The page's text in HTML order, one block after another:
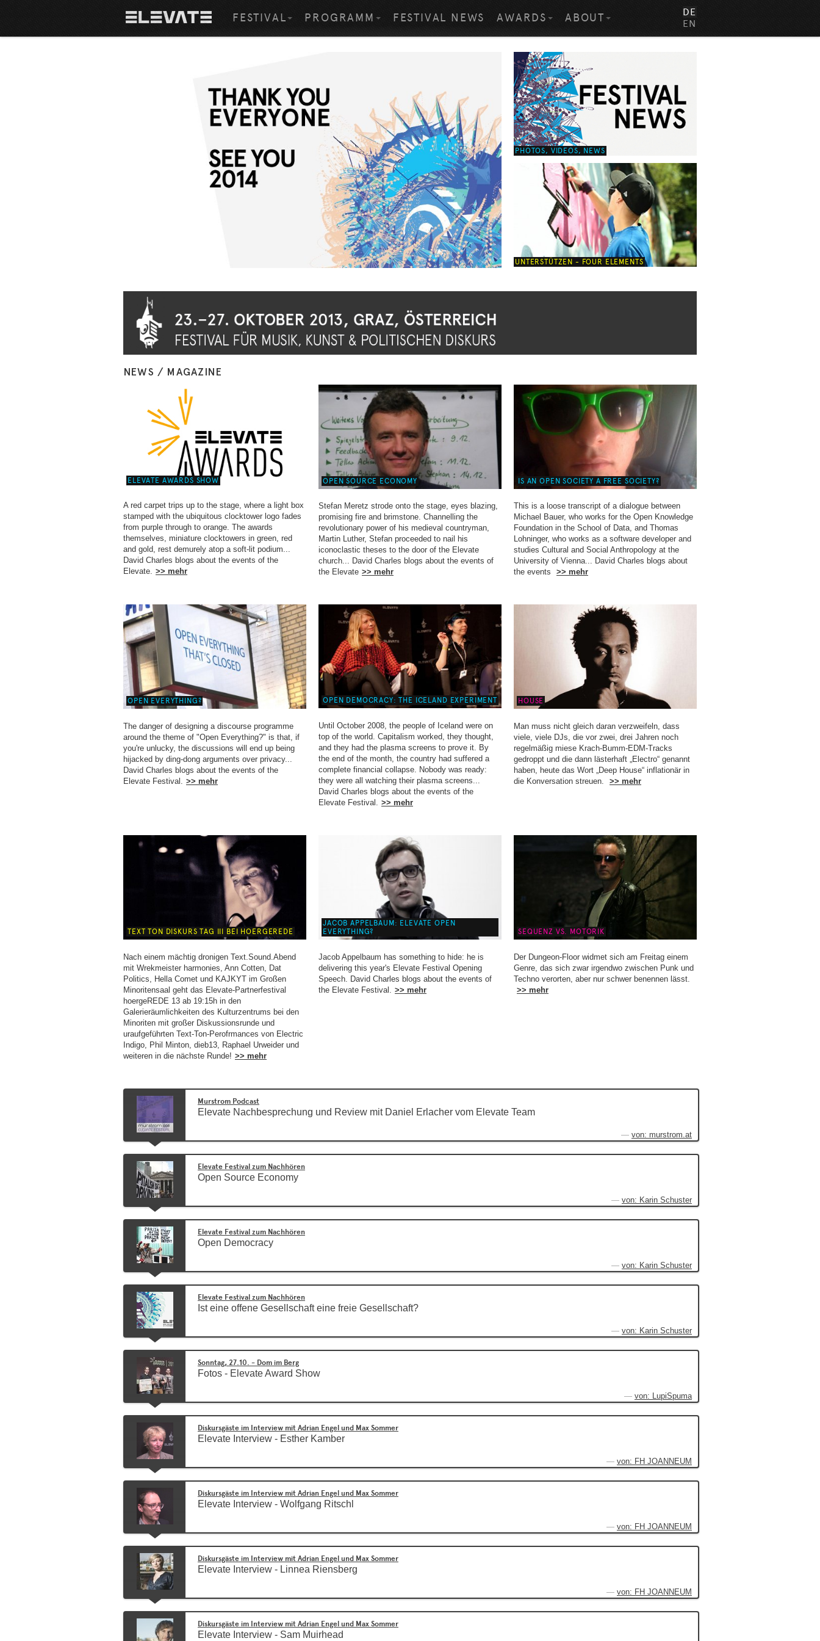
FESTIVAL PROGRAMM FESTIVAL NEWS AWARDS ABOUT
DE
EN
PHOTOS, VIDEOS, NEWS
UNTERSTÜTZEN - FOUR ELEMENTS
NEWS / MAGAZINE
ELEVATE AWARDS SHOW
A red carpet trips up to the stage, where a light box
stamped with the ubiquitous clocktower logo fades
from purple through to orange. The awards
themselves, miniature clocktowers in green, red
and gold, rest demurely atop a soft-lit podium...
David Charles blogs about the events of the
Elevate. >> mehr
OPEN SOURCE ECONOMY
Stefan Meretz strode onto the stage, eyes blazing,
promising fire and brimstone. Channelling the
revolutionary power of his medieval countryman,
Martin Luther, Stefan proceeded to nail his
iconoclastic theses to the door of the Elevate
church... David Charles blogs about the events of
the Elevate >> mehr
IS AN OPEN SOCIETY A FREE SOCIETY?
This is a loose transcript of a dialogue between
Michael Bauer, who works for the Open Knowledge
Foundation in the School of Data, and Thomas
Lohninger, who works as a software developer and
studies Cultural and Social Anthropology at the
University of Vienna... David Charles blogs about
the events
>> mehr
OPEN EVERYTHING?
The danger of designing a discourse programme
around the theme of "Open Everything?" is that, if
you're unlucky, the discussions will end up being
hijacked by ding-dong arguments over privacy...
David Charles blogs about the events of the
Elevate Festival.
>> mehr
OPEN DEMOCRACY: THE ICELAND EXPERIMENT
Until October 2008, the people of Iceland were on
top of the world. Capitalism worked, they thought,
and they had the plasma screens to prove it. By
the end of the month, the country had suffered a
complete financial collapse. Nobody was ready:
they were all watching their plasma screens...
David Charles blogs about the events of the
Elevate Festival.
>> mehr
HOUSE
Man muss nicht gleich daran verzweifeln, dass
viele, viele DJs, die vor zwei, drei Jahren noch
regelmäßig miese Krach-Bumm-EDM-Tracks
gedroppt und die dann lästerhaft „Electro“ genannt
haben, heute das Wort „Deep House“ inflationär in
die Konversation streuen.
>> mehr
TEXT TON DISKURS TAG III BEI HOERGEREDE
Nach einem mächtig dronigen Text.Sound.Abend
mit Wrekmeister harmonies, Ann Cotten, Dat
Politics, Hella Comet und KAJKYT im Großen
Minoritensaal geht das Elevate-Partnerfestival
hoergeREDE 13 ab 19:15h in den
Galerieräumlichkeiten des Kulturzentrums bei den
Minoriten mit großer Diskussionsrunde und
uraufgeführten Text-Ton-Perofrmances von Electric
Indigo, Phil Minton, dieb13, Raphael Urweider und
weiteren in die nächste Runde! >> mehr
JACOB APPELBAUM: ELEVATE OPEN
EVERYTHING?
Jacob Appelbaum has something to hide: he is
delivering this year's Elevate Festival Opening
Speech. David Charles blogs about the events of
the Elevate Festival.
>> mehr
SEQUENZ VS. MOTORIK
Der Dungeon-Floor widmet sich am Freitag einem
Genre, das sich zwar irgendwo zwischen Punk und
Techno verorten, aber nur schwer benennen lässt.
>> mehr
Murstrom Podcast
Elevate Nachbesprechung und Review mit Daniel Erlacher vom Elevate Team
von: murstrom.at
Elevate Festival zum Nachhören
Open Source Economy
von: Karin Schuster
Elevate Festival zum Nachhören
Open Democracy
von: Karin Schuster
Elevate Festival zum Nachhören
Ist eine offene Gesellschaft eine freie Gesellschaft?
von: Karin Schuster
Sonntag, 27.10. - Dom im Berg
Fotos - Elevate Award Show
von: LupiSpuma
Diskursgäste im Interview mit Adrian Engel und Max Sommer
Elevate Interview - Esther Kamber
von: FH JOANNEUM
Diskursgäste im Interview mit Adrian Engel und Max Sommer
Elevate Interview - Wolfgang Ritschl
von: FH JOANNEUM
Diskursgäste im Interview mit Adrian Engel und Max Sommer
Elevate Interview - Linnea Riensberg
von: FH JOANNEUM
Diskursgäste im Interview mit Adrian Engel und Max Sommer
Elevate Interview - Sam Muirhead